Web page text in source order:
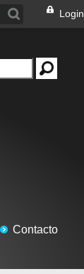
Login
Contacto